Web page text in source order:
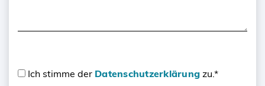
Ich stimme der Datenschutzerklärung zu.*